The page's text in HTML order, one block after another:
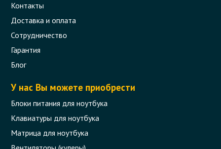
Контакты
Доставка и оплата
Сотрудничество
Гарантия
Блог
У нас Вы можете приобрести
Блоки питания для ноутбука
Клавиатуры для ноутбука
Матрица для ноутбука